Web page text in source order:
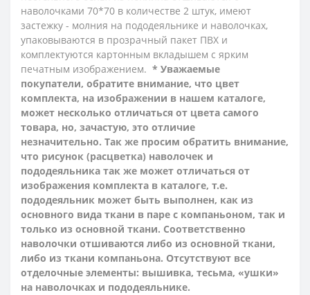
наволочками 70*70 в количестве 2 штук, имеют
застежку - молния на пододеяльнике и наволочках,
упаковываются в прозрачный пакет ПВХ и
комплектуются картонным вкладышем с ярким
печатным изображением. * Уважаемые
покупатели, обратите внимание, что цвет
комплекта, на изображении в нашем каталоге,
может несколько отличаться от цвета самого
товара, но, зачастую, это отличие
незначительно. Так же просим обратить внимание,
что рисунок (расцветка) наволочек и
пододеяльника так же может отличаться от
изображения комплекта в каталоге, т.е.
пододеяльник может быть выполнен, как из
основного вида ткани в паре с компаньоном, так и
только из основной ткани. Соответственно
наволочки отшиваются либо из основной ткани,
либо из ткани компаньона. Отсутствуют все
отделочные элементы: вышивка, тесьма, «ушки»
на наволочках и пододеяльнике.